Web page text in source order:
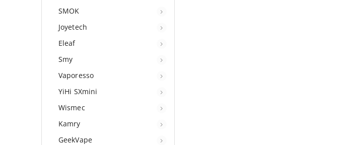
SMOK
Joyetech
Eleaf
Smy
Vaporesso
YiHi SXmini
Wismec
Kamry
GeekVape